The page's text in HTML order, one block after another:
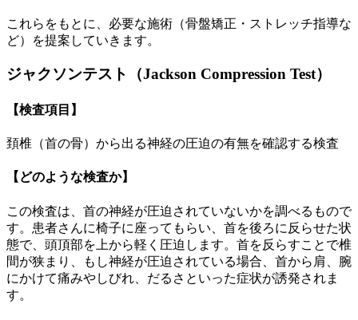
これらをもとに、必要な施術（骨盤矯正・ストレッチ指導な
ど）を提案していきます。
ジャクソンテスト（Jackson Compression Test）
【検査項目】
頚椎（首の骨）から出る神経の圧迫の有無を確認する検査
【どのような検査か】
この検査は、首の神経が圧迫されていないかを調べるもので
す。患者さんに椅子に座ってもらい、首を後ろに反らせた状
態で、頭頂部を上から軽く圧迫します。首を反らすことで椎
間が狭まり、もし神経が圧迫されている場合、首から肩、腕
にかけて痛みやしびれ、だるさといった症状が誘発されま
す。